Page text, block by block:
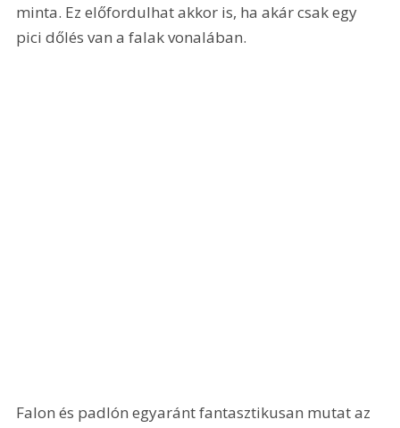
minta. Ez előfordulhat akkor is, ha akár csak egy
pici dőlés van a falak vonalában.
Falon és padlón egyaránt fantasztikusan mutat az